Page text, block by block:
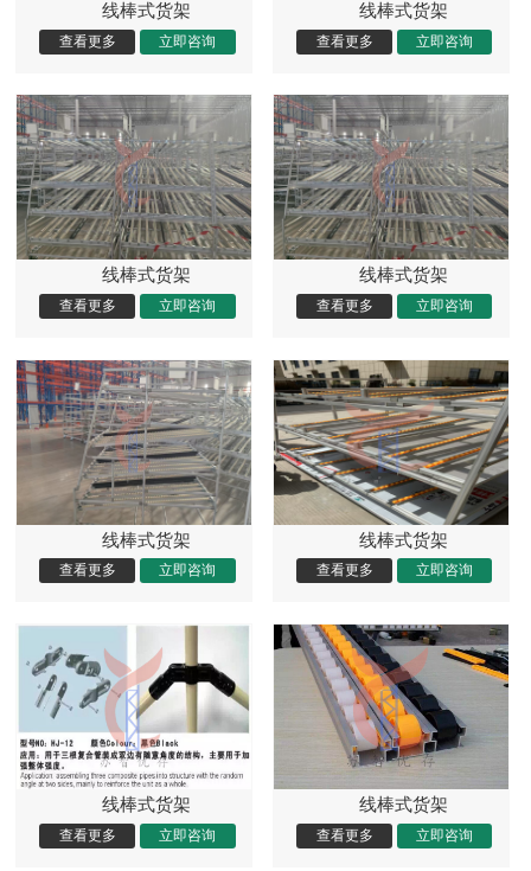
线棒式货架 线棒式货架
线棒式货架 线棒式货架
线棒式货架 线棒式货架
线棒式货架 线棒式货架